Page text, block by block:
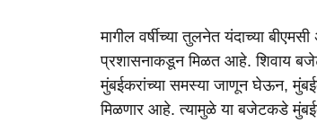
मागील वर्षीच्या तुलनेत यंदाच्या
प्रशासनाकडून मिळत आहे. शिवाय
मुंबईकरांच्या समस्या जाणून घेऊन,
मिळणार आहे. त्यामुळे या बजेटकडे